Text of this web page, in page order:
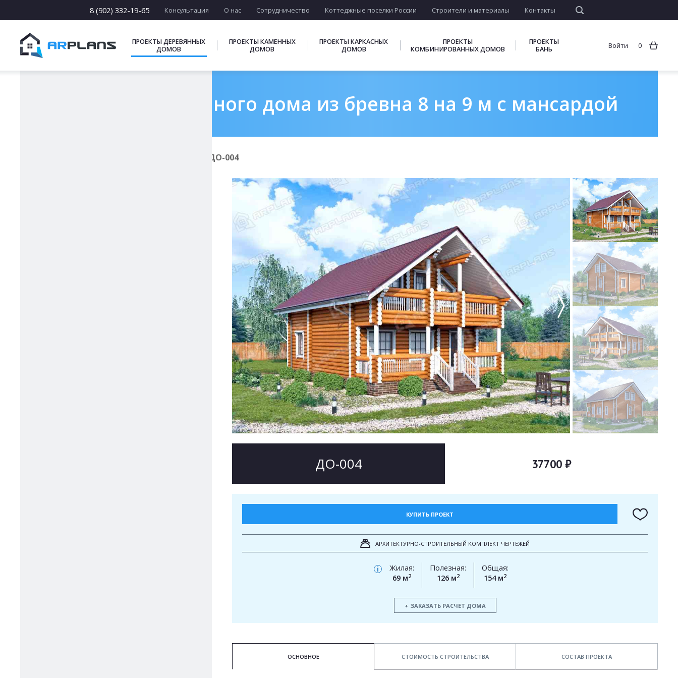
8 (902) 332-19-65 Консультация О нас Сотрудничество Коттеджные поселки России Строители и материалы Контакты
ПРОЕКТЫ ДЕРЕВЯННЫХ
ДОМОВ
ПРОЕКТЫ КАМЕННЫХ
ДОМОВ
ПРОЕКТЫ КАРКАСНЫХ
ДОМОВ
ПРОЕКТЫ
КОМБИНИРОВАННЫХ ДОМОВ
ПРОЕКТЫ
БАНЬ
Войти 0
Проект деревянного дома из бревна 8 на 9 м с мансардой
ДО-004
15 х [15-23]
16 х [16-20]
ПОДБОРКИ
ДО-004 37700 ₽
КУПИТЬ ПРОЕКТ
АРХИТЕКТУРНО-СТРОИТЕЛЬНЫЙ КОМПЛЕКТ ЧЕРТЕЖЕЙ
i
Жилая:
69 м2
Полезная:
126 м2
Общая:
154 м2
ЗАКАЗАТЬ РАСЧЕТ ДОМА
ОСНОВНОЕ СТОИМОСТЬ СТРОИТЕЛЬСТВА СОСТАВ ПРОЕКТА